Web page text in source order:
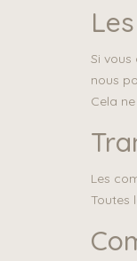
Si
nous
Cela
Les
Toutes